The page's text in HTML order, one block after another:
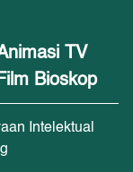
TV
Bioskop
Intelektual